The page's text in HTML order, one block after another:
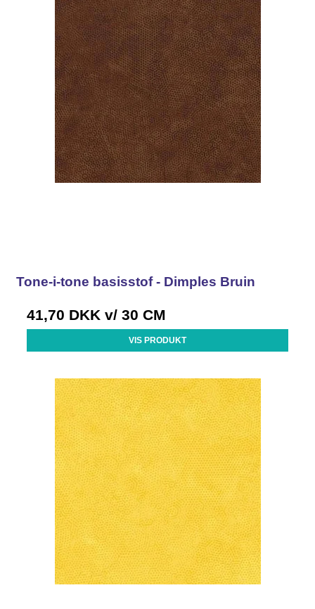
Tone-i-tone basisstof - Dimples Bruin
41,70 DKK v/ 30 CM
VIS PRODUKT